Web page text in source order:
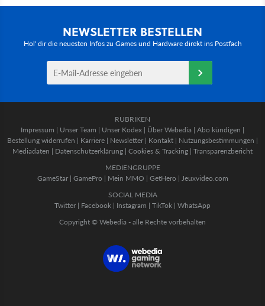
NEWSLETTER BESTELLEN
Hol' dir die neuesten Infos zu Games und Hardware direkt ins Postfach
RUBRIKEN
Impressum | Unser Team | Unser Kodex | Über Webedia | Abo kündigen |
Bestellung widerrufen | Karriere | Newsletter | Kontakt | Nutzungsbestimmungen |
Mediadaten | Datenschutzerklärung | Cookies & Tracking | Transparenzbericht
MEDIENGRUPPE
GameStar| GamePro | Mein MMO | GetHero | Jeuxvideo.com
SOCIAL MEDIA
Twitter | Facebook | Instagram | TikTok | WhatsApp
Copyright © Webedia - alle Rechte vorbehalten